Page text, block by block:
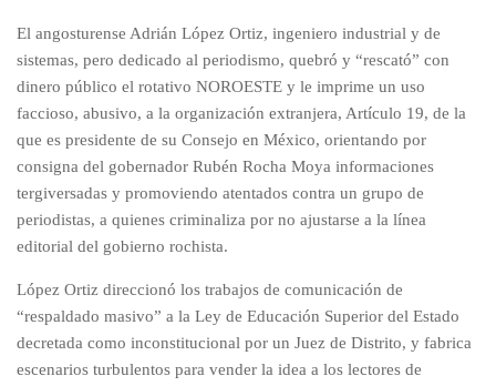
El angosturense Adrián López Ortiz, ingeniero industrial y de
sistemas, pero dedicado al periodismo, quebró y “rescató” con
dinero público el rotativo NOROESTE y le imprime un uso
faccioso, abusivo, a la organización extranjera, Artículo 19, de la
que es presidente de su Consejo en México, orientando por
consigna del gobernador Rubén Rocha Moya informaciones
tergiversadas y promoviendo atentados contra un grupo de
periodistas, a quienes criminaliza por no ajustarse a la línea
editorial del gobierno rochista.
López Ortiz direccionó los trabajos de comunicación de
“respaldado masivo” a la Ley de Educación Superior del Estado
decretada como inconstitucional por un Juez de Distrito, y fabrica
escenarios turbulentos para vender la idea a los lectores de